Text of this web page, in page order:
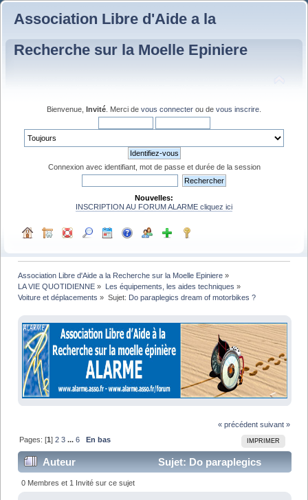
Association Libre d'Aide a la
Recherche sur la Moelle Epiniere
Bienvenue, Invité . Merci de vous connecter ou de vous inscrire
Connexion avec identifiant, mot de passe et durée de la session
Nouvelles:
INSCRIPTION AU FORUM ALARME cliquez ici
Association Libre d'Aide a la Recherche sur la Moelle Epiniere »
LA VIE QUOTIDIENNE » Les équipements, les aides techniques »
Voiture et déplacements » Sujet: Do paraplegics dream of motorbikes ?
« précédent suivant »
IMPRIMER
Pages: [1]2 3 ...6 En bas
Auteur
Sujet: Do paraplegics
dream of motorbikes ? (Lu 102316 fois)
0 Membres et 1 Invité sur ce sujet